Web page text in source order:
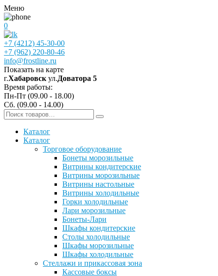
Меню
0
+7 (4212) 45-30-00
+7 (962) 220-80-46
info@frostline.ru
Показать на карте
г.Хабаровск ул.Доватора 5
Время работы:
Пн-Пт (09.00 - 18.00)
Сб. (09.00 - 14.00)
Каталог
Каталог
Торговое оборудование
Бонеты морозильные
Витрины кондитерские
Витрины морозильные
Витрины настольные
Витрины холодильные
Горки холодильные
Лари морозильные
Бонеты-Лари
Шкафы кондитерские
Столы холодильные
Шкафы морозильные
Шкафы холодильные
Стеллажи и прикассовая зона
Кассовые боксы